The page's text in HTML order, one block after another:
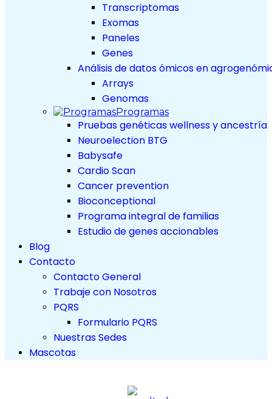
Transcriptomas
Exomas
Paneles
Genes
Análisis de datos ómicos en
Arrays
Genomas
Programas
Pruebas genéticas wellness y ancestría
Neuroelection BTG
Babysafe
Cardio Scan
Cancer prevention
Bioconceptional
Programa integral de familias
Estudio de genes accionables
Blog
Contacto
Contacto General
Trabaje con Nosotros
PQRS
Formulario PQRS
Nuestras Sedes
Mascotas